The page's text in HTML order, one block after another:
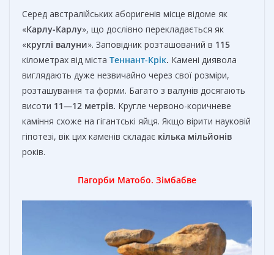
Серед австралійських аборигенів місце відоме як
«Карлу-Карлу», що дослівно перекладається як
«круглі валуни». Заповідник розташований в 115
кілометрах від міста Теннант-Крік. Камені диявола
виглядають дуже незвичайно через свої розміри,
розташування та форми. Багато з валунів досягають
висоти 11—12 метрів. Кругле червоно-коричневе
каміння схоже на гігантські яйця. Якщо вірити науковій
гіпотезі, вік цих каменів складає кілька мільйонів
років.
Пагорби Матобо. Зімбабве